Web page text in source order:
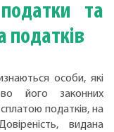
та
податків
особи, які
його законних
сплатою податків, на
видана